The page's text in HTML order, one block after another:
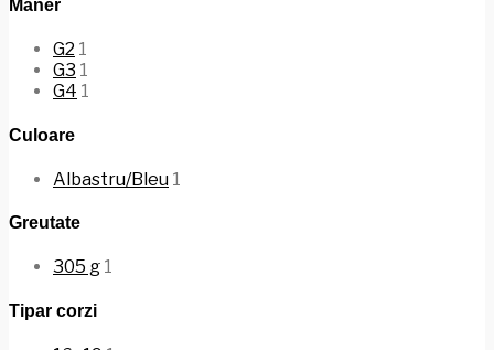
Maner
G2 1
G3 1
G4 1
Culoare
Albastru/Bleu 1
Greutate
305 g 1
Tipar corzi